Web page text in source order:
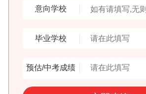
意、社会认可的民办学校!
意向学校
毕业学校
预估/中考成绩